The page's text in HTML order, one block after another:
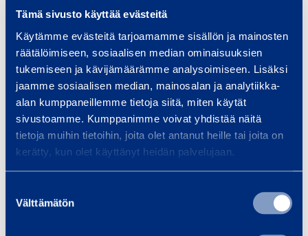
Tämä sivusto käyttää evästeitä
Käytämme evästeitä tarjoamamme sisällön ja mainosten
räätälöimiseen, sosiaalisen median ominaisuuksien
tukemiseen ja kävijämäärämme analysoimiseen. Lisäksi
jaamme sosiaalisen median, mainosalan ja analytiikka-
alan kumppaneillemme tietoja siitä, miten käytät
sivustoamme. Kumppanimme voivat yhdistää näitä
tietoja muihin tietoihin, joita olet antanut heille tai joita on
kerätty, kun olet käyttänyt heidän palvelujaan.
valinta
Välttämätön
P
infrastructure
We provide infrastructure
construction equipment and
services, whether your project is
a bridge, tunnel, railway…
Read more